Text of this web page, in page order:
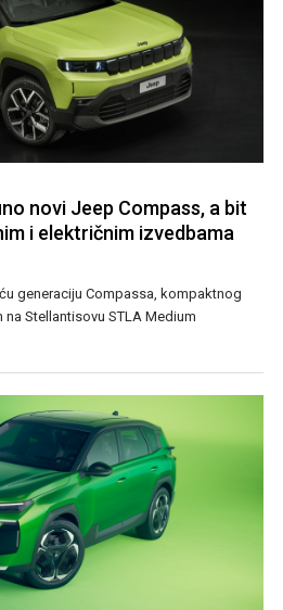
novi Jeep Compass, a bit
i električnim izvedbama
generaciju Compassa, kompaktnog
Stellantisovu STLA Medium